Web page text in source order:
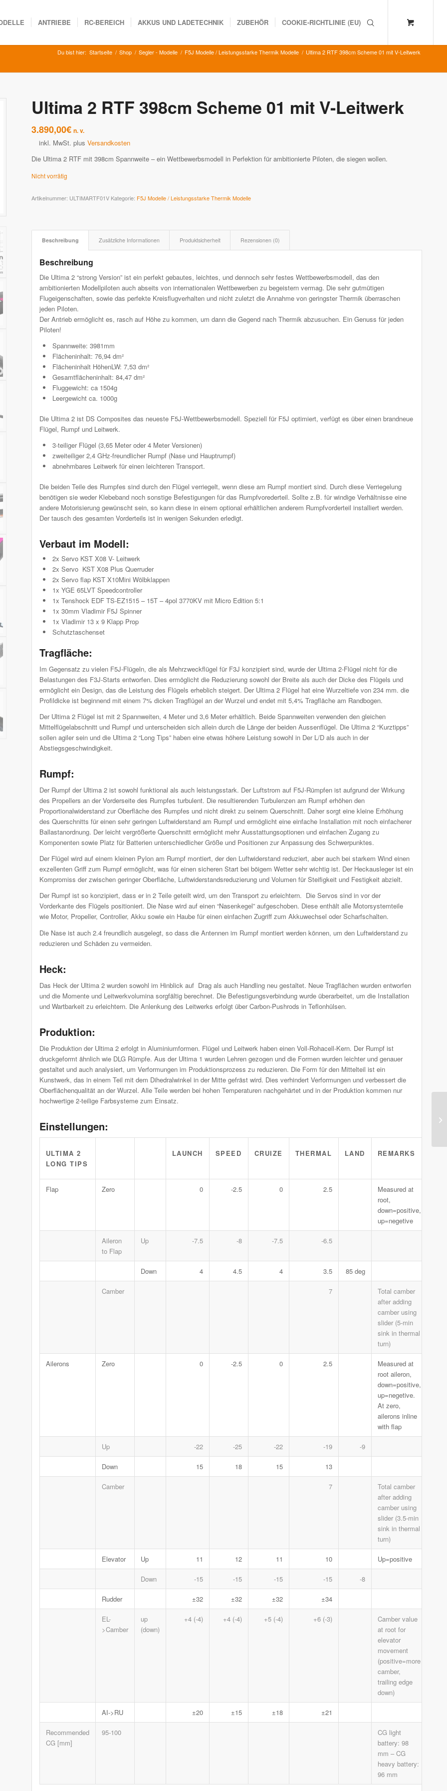
ANTRIEBE RC-BEREICH AKKUS UND LADETECHNIK ZUBEHÖR COOKIE-RICHTLINIE (EU)
Du bist hier: Startseite / Shop / Segler - Modelle / F5J Modelle / Leistungsstarke Thermik Modelle / Ultima 2 RTF 398cm Scheme 01 mit V-Leitwerk
Ultima 2 RTF 398cm Scheme 01 mit V-Leitwerk
3.890,00€ n. v.
inkl. MwSt. plus Versandkosten
Die Ultima 2 RTF mit 398cm Spannweite – ein Wettbewerbsmodell in Perfektion für ambitionierte Piloten, die siegen wollen.
Nicht vorrätig
Artikelnummer: ULTIMARTF01V Kategorie: F5J Modelle / Leistungsstarke Thermik Modelle
Beschreibung Zusätzliche Informationen Produktsicherheit Rezensionen (0)
Beschreibung
Die Ultima 2 “strong Version” ist ein perfekt gebautes, leichtes, und dennoch sehr festes Wettbewerbsmodell, das den
ambitionierten Modellpiloten auch abseits von internationalen Wettbewerben zu begeistern vermag. Die sehr gutmütigen
Flugeigenschaften, sowie das perfekte Kreisflugverhalten und nicht zuletzt die Annahme von geringster Thermik überraschen
jeden Piloten.
Der Antrieb ermöglicht es, rasch auf Höhe zu kommen, um dann die Gegend nach Thermik abzusuchen. Ein Genuss für jeden
Piloten!
Spannweite: 3981mm
Flächeninhalt: 76,94 dm²
Flächeninhalt HöhenLW: 7,53 dm²
Gesamtflächeninhalt: 84,47 dm²
Fluggewicht: ca 1504g
Leergewicht ca. 1000g
Die Ultima 2 ist DS Composites das neueste F5J-Wettbewerbsmodell. Speziell für F5J optimiert, verfügt es über einen brandneue
Flügel, Rumpf und Leitwerk.
3-teiliger Flügel (3,65 Meter oder 4 Meter Versionen)
zweiteiliger 2,4 GHz-freundlicher Rumpf (Nase und Hauptrumpf)
abnehmbares Leitwerk für einen leichteren Transport.
Die beiden Teile des Rumpfes sind durch den Flügel verriegelt, wenn diese am Rumpf montiert sind. Durch diese Verriegelung
benötigen sie weder Klebeband noch sonstige Befestigungen für das Rumpfvorederteil. Sollte z.B. für windige Verhältnisse eine
andere Motorisierung gewünscht sein, so kann diese in einem optional erhältlichen anderem Rumpfvorderteil installiert werden.
Der tausch des gesamten Vorderteils ist in wenigen Sekunden erledigt.
Verbaut im Modell:
2x Servo KST X08 V- Leitwerk
2x Servo KST X08 Plus Querruder
2x Servo flap KST X10Mini Wölbklappen
1x YGE 65LVT Speedcontroller
1x Tenshock EDF TS-EZ1515 – 15T – 4pol 3770KV mit Micro Edition 5:1
1x 30mm Vladimir F5J Spinner
1x Vladimir 13 x 9 Klapp Prop
Schutztaschenset
Tragfläche:
Im Gegensatz zu vielen F5J-Flügeln, die als Mehrzweckflügel für F3J konzipiert sind, wurde der Ultima 2-Flügel nicht für die
Belastungen des F3J-Starts entworfen. Dies ermöglicht die Reduzierung sowohl der Breite als auch der Dicke des Flügels und
ermöglicht ein Design, das die Leistung des Flügels erheblich steigert. Der Ultima 2 Flügel hat eine Wurzeltiefe von 234 mm. die
Profildicke ist beginnend mit einem 7% dicken Tragflügel an der Wurzel und endet mit 5,4% Tragfläche am Randbogen.
Der Ultima 2 Flügel ist mit 2 Spannweiten, 4 Meter und 3,6 Meter erhältlich. Beide Spannweiten verwenden den gleichen
Mittelflügelabschnitt und Rumpf und unterscheiden sich allein durch die Länge der beiden Aussenflügel. Die Ultima 2 “Kurztipps”
sollen agiler sein und die Ultima 2 “Long Tips” haben eine etwas höhere Leistung sowohl in Der L/D als auch in der
Abstiegsgeschwindigkeit.
Rumpf:
Der Rumpf der Ultima 2 ist sowohl funktional als auch leistungsstark. Der Luftstrom auf F5J-Rümpfen ist aufgrund der Wirkung
des Propellers an der Vorderseite des Rumpfes turbulent. Die resultierenden Turbulenzen am Rumpf erhöhen den
Proportionalwiderstand zur Oberfläche des Rumpfes und nicht direkt zu seinem Querschnitt. Daher sorgt eine kleine Erhöhung
des Querschnitts für einen sehr geringen Luftwiderstand am Rumpf und ermöglicht eine einfache Installation mit noch einfacherer
Ballastanordnung. Der leicht vergrößerte Querschnitt ermöglicht mehr Ausstattungsoptionen und einfachen Zugang zu
Komponenten sowie Platz für Batterien unterschiedlicher Größe und Positionen zur Anpassung des Schwerpunktes.
Der Flügel wird auf einem kleinen Pylon am Rumpf montiert, der den Luftwiderstand reduziert, aber auch bei starkem Wind einen
exzellenten Griff zum Rumpf ermöglicht, was für einen sicheren Start bei böigem Wetter sehr wichtig ist. Der Heckausleger ist ein
Kompromiss der zwischen geringer Oberfläche, Luftwiderstandsreduzierung und Volumen für Steifigkeit und Festigkeit abzielt.
Der Rumpf ist so konzipiert, dass er in 2 Teile geteilt wird, um den Transport zu erleichtern. Die Servos sind in vor der
Vorderkante des Flügels positioniert. Die Nase wird auf einen “Nasenkegel” aufgeschoben. Diese enthält alle Motorsystemteile
wie Motor, Propeller, Controller, Akku sowie ein Haube für einen einfachen Zugriff zum Akkuwechsel oder Scharfschalten.
Die Nase ist auch 2.4 freundlich ausgelegt, so dass die Antennen im Rumpf montiert werden können, um den Luftwiderstand zu
reduzieren und Schäden zu vermeiden.
Heck:
Das Heck der Ultima 2 wurden sowohl im Hinblick auf Drag als auch Handling neu gestaltet. Neue Tragflächen wurden entworfen
und die Momente und Leitwerkvolumina sorgfältig berechnet. Die Befestigungsverbindung wurde überarbeitet, um die Installation
und Wartbarkeit zu erleichtern. Die Anlenkung des Leitwerks erfolgt über Carbon-Pushrods in Teflonhülsen.
Produktion:
Die Produktion der Ultima 2 erfolgt in Aluminiumformen. Flügel und Leitwerk haben einen Voll-Rohacell-Kern. Der Rumpf ist
druckgeformt ähnlich wie DLG Rümpfe. Aus der Ultima 1 wurden Lehren gezogen und die Formen wurden leichter und genauer
gestaltet und auch analysiert, um Verformungen im Produktionsprozess zu reduzieren. Die Form für den Mittelteil ist ein
Kunstwerk, das in einem Teil mit dem Dihedralwinkel in der Mitte gefräst wird. Dies verhindert Verformungen und verbessert die
Oberflächenqualität an der Wurzel. Alle Teile werden bei hohen Temperaturen nachgehärtet und in der Produktion kommen nur
hochwertige 2-teilige Farbsysteme zum Einsatz.
Einstellungen:
ULTIMA 2
LONG TIPS
LAUNCH SPEED CRUIZE THERMAL LAND REMARKS
Flap Zero 0 -2.5 0 2.5
Measured at
root,
down=positive,
up=negetive
Aileron
to Flap
Up -7.5 -8 -7.5 -6.5
Down 4 4.5 4 3.5 85 deg
Camber 7
Total camber
after adding
camber using
slider (5-min
sink in thermal
turn)
Ailerons Zero 0 -2.5 0 2.5
Measured at
root aileron,
down=positive,
up=negetive.
At zero,
ailerons inline
with flap
Up -22 -25 -22 -19 -9
Down 15 18 15 13
Camber 7
Total camber
after adding
camber using
slider (3.5-min
sink in thermal
turn)
Elevator Up 11 12 11 10 Up=positive
Down -15 -15 -15 -15 -8
Rudder ±32 ±32 ±32 ±34
EL-
>Camber
up
(down)
+4 (-4) +4 (-4) +5 (-4) +6 (-3)
Camber value
at root for
elevator
movement
(positive=more
camber,
trailing edge
down)
AI->RU ±20 ±15 ±18 ±21
Recommended
CG [mm]
95-100
CG light
battery: 98
mm – CG
heavy battery:
96 mm